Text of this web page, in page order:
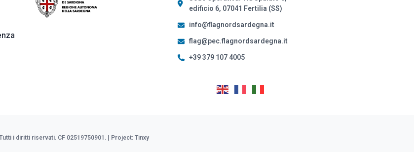
edificio 6, 07041 Fertilia (SS)
info@flagnordsardegna.it
flag@pec.flagnordsardegna.it
+39 379 107 4005
i diritti riservati. CF 02519750901. | Project: Tinxy